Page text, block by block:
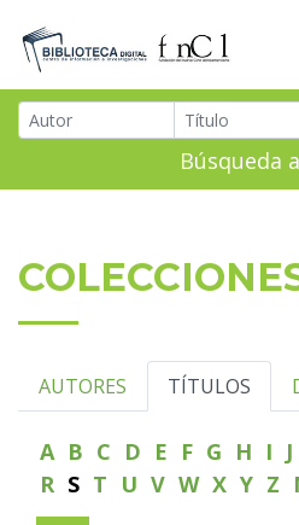
Búsqueda
AUTORES TÍTULOS
A B C D E F G H I J
R S T U V W X Y Z